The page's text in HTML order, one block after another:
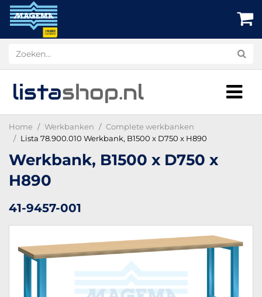
listashop.nl
Home Werkbanken
Complete werkbanken
Lista 78.900.010 Werkbank, B1500 x D750 x H890
Werkbank, B1500 x D750 x
H890
41-9457-001